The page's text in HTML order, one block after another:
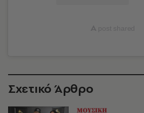
Σχετικό Άρθρο
ΜΟΥΣΙΚΗ